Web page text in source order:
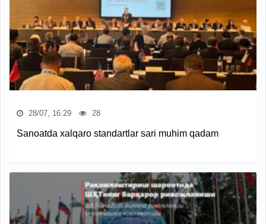
28/07, 16:29 28
Sanoatda xalqaro standartlar sari muhim qadam